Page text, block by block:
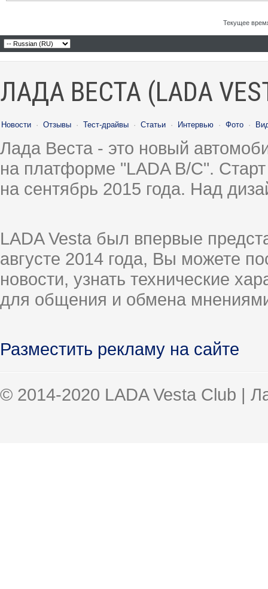
Текущее
ЛАДА ВЕСТА (LADA
Новости · Отзывы · Тест-драйвы · Статьи · Интервью · Фото ·
Лада Веста - это новый
на платформе "LADA B/C".
на сентябрь 2015 года. Над
LADA Vesta был впервые
августе 2014 года, Вы можете
новости, узнать технические
для общения и обмена
Разместить рекламу на сайте
© 2014-2020 LADA Vesta Club |